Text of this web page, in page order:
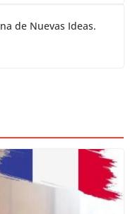
de Nuevas Ideas.